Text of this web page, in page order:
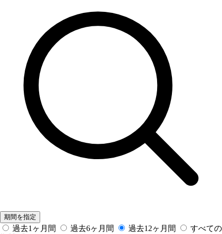
期間を指定
過去1ヶ月間 過去6ヶ月間 過去12ヶ月間
すべての